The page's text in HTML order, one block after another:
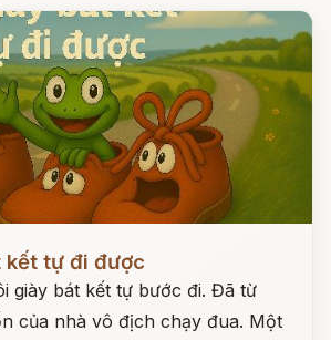
tự đi được
giày bát kết tự bước đi. Đã từ
của nhà vô địch chạy đua. Một